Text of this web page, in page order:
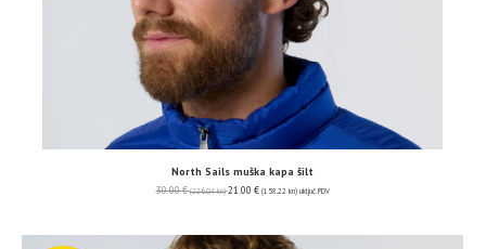
North Sails muška kapa šilt
30.00€ (226.04 kn) 21.00 € (158.22 kn) uključ. PDV